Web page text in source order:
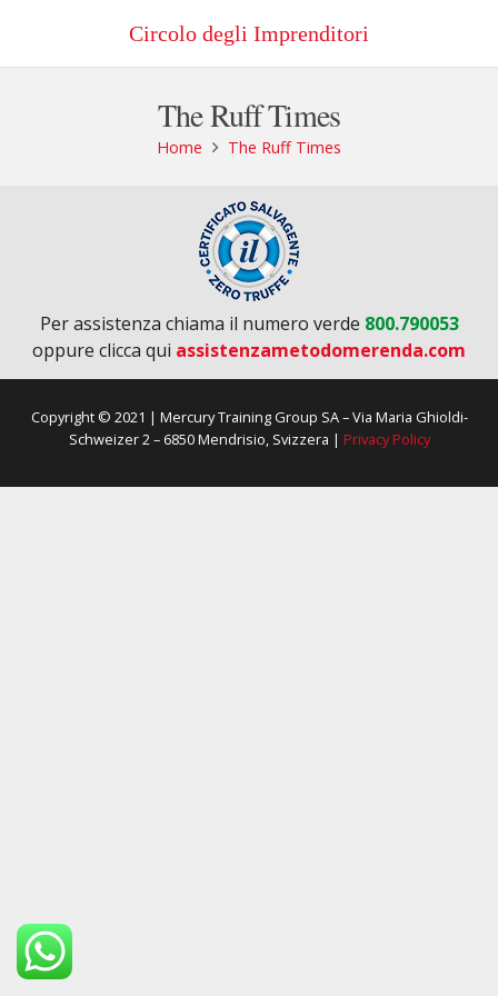
Circolo degli Imprenditori
The Ruff Times
Home The Ruff Times
Per assistenza chiama il numero verde 800.790053
oppure clicca qui assistenzametodomerenda.com
Copyright © 2021 | Mercury Training Group SA – Via Maria Ghioldi-
Schweizer 2 – 6850 Mendrisio, Svizzera | Privacy Policy